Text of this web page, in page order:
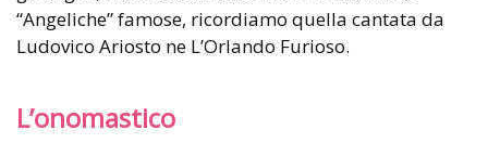
“Angeliche” famose, ricordiamo quella cantata da
Ludovico Ariosto ne L’Orlando Furioso.
L’onomastico